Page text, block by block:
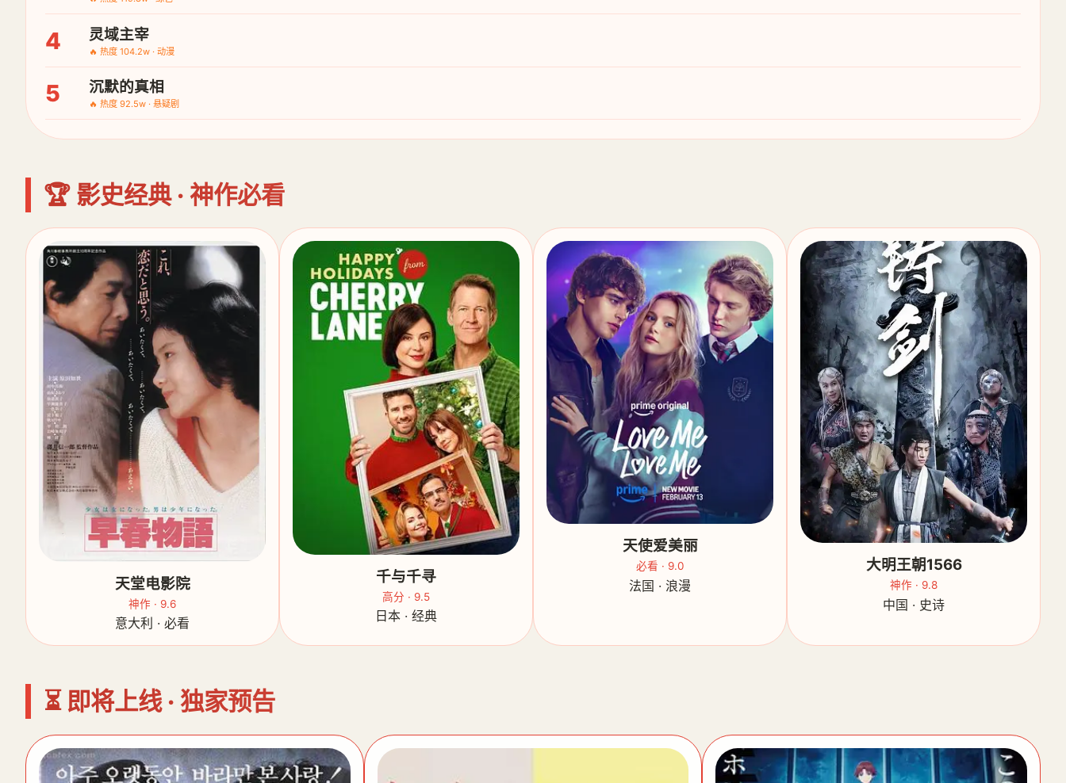
4 灵域主宰
🔥 热度 104.2w · 动漫
5 沉默的真相
🔥 热度 92.5w · 悬疑剧
🏆 影史经典 · 神作必看
天堂电影院
神作 · 9.6
意大利 · 必看
千与千寻
高分 · 9.5
日本 · 经典
天使爱美丽
必看 · 9.0
法国 · 浪漫
大明王朝1566
神作 · 9.8
中国 · 史诗
⏳ 即将上线 · 独家预告